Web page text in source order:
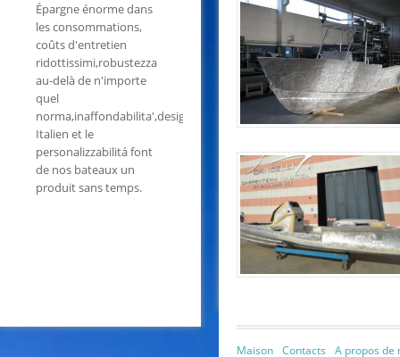
Épargne énorme dans
les consommations,
coûts d'entretien
ridottissimi,robustezza
au-delà de n'importe
quel
norma,inaffondabilita',design
Italien et le
personalizzabilitá font
de nos bateaux un
produit sans temps.
Maison Contacts A propos de